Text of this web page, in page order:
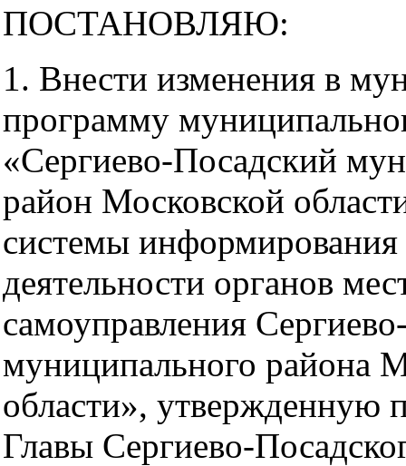
ПОСТАНОВЛЯЮ:
1. Внести изменения в
программу
«Сергиево-Посадский
район Московской
системы информирования
деятельности органов
самоуправления
муниципального района
области», утвержденную
Главы Сергиево-